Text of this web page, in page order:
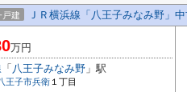
戸建 ＪＲ横浜線「八王子みなみ野」
万円
「 八王子みなみ野 」駅
王子市兵衛 １丁目